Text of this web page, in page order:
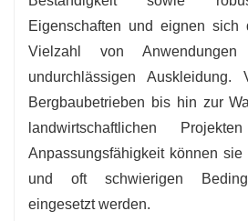
Eigenschaften und eignen
Vielzahl von
undurchlässigen Auskleidung.
Bergbaubetrieben bis hin zur
landwirtschaftlichen
Anpassungsfähigkeit können sie
und oft schwierigen
eingesetzt werden.